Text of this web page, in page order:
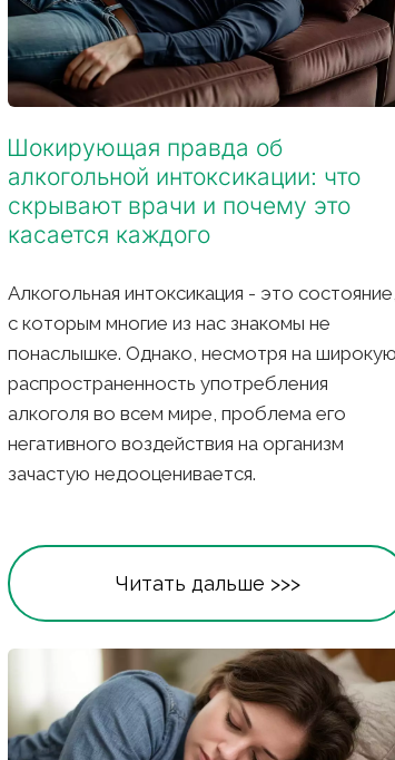
Шокирующая правда об
алкогольной интоксикации: что
скрывают врачи и почему это
касается каждого
Алкогольная интоксикация - это состояние,
с которым многие из нас знакомы не
понаслышке. Однако, несмотря на широкую
распространенность употребления
алкоголя во всем мире, проблема его
негативного воздействия на организм
зачастую недооценивается.
Читать дальше >>>